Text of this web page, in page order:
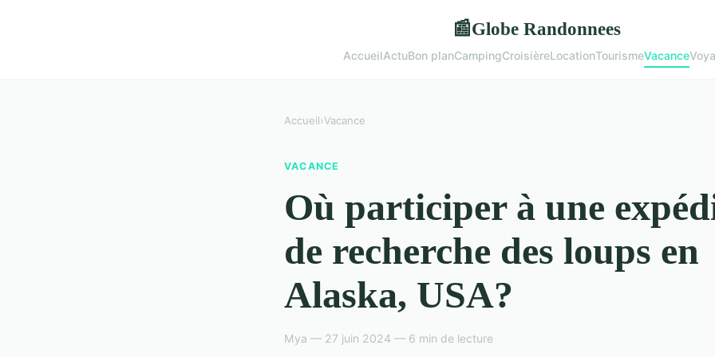
📰Globe Randonnees
AccueilActuBon planCampingCroisièreLocationTourismeVacance
Accueil›Vacance
VACANCE
Où participer à une
de recherche des loups en
Alaska, USA?
Mya — 27 juin 2024 — 6 min de lecture